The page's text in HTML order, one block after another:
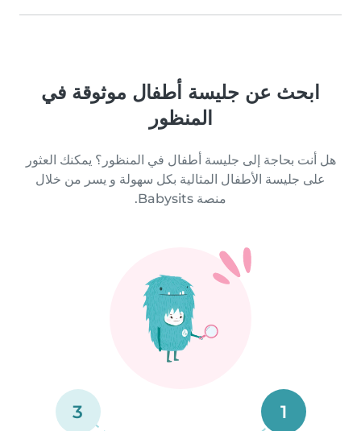
ابحث عن جليسة أطفال موثوقة في
المنظور
هل أنت بحاجة إلى جليسة أطفال في المنظور؟ يمكنك العثور
على جليسة الأطفال المثالية بكل سهولة و يسر من خلال
منصة Babysits.
1
3